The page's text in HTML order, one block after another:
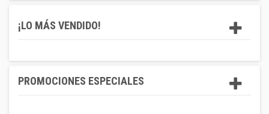
¡LO MÁS VENDIDO!
PROMOCIONES ESPECIALES